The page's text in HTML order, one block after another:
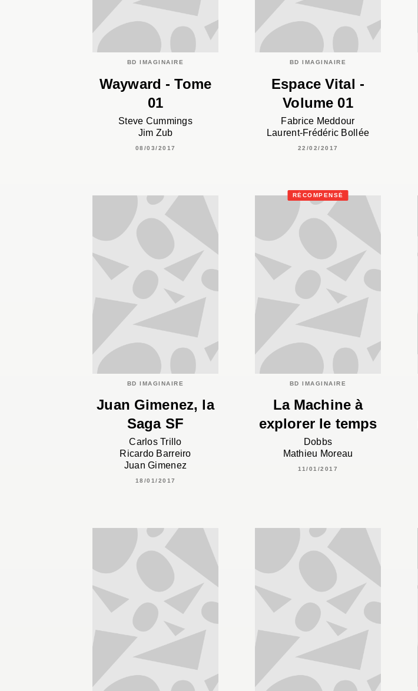
BD IMAGINAIRE
Wayward - Tome
01
Steve Cummings
Jim Zub
08/03/2017
BD IMAGINAIRE
Espace Vital -
Volume 01
Fabrice Meddour
Laurent-Frédéric Bollée
22/02/2017
BD IMAGINAIRE
Juan Gimenez, la
Saga SF
Carlos Trillo
Ricardo Barreiro
Juan Gimenez
18/01/2017
RÉCOMPENSÉ
BD IMAGINAIRE
La Machine à
explorer le temps
Dobbs
Mathieu Moreau
11/01/2017